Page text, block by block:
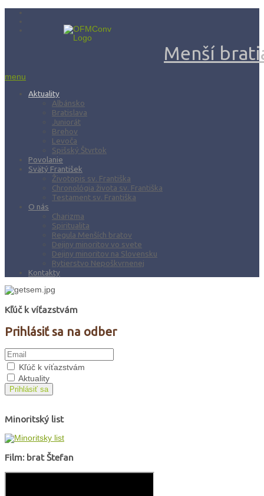
Menší
menu
Aktuality
Albánsko
Bratislava
Juniorát
Brehov
Levoča
Spišský Štvrtok
Povolanie
Svätý František
Životopis sv. Františka
Chronológia života sv. Františka
Testament sv. Františka
O nás
Charizma
Spiritualita
Regula Menších bratov
Dejiny minoritov vo svete
Dejiny minoritov na Slovensku
Rytierstvo Nepoškvrnenej
Kontakty
Kľúč k víťazstvám
Prihlásiť sa na odber
Kľúč k víťazstvám
Aktuality
Prihlásiť sa
Minoritský list
Film: brat Štefan